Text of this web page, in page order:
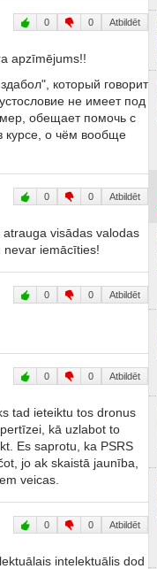
0 0 Atbildēt
apzīmējums!!
который говорит
не имеет под
обещает помочь с
курсе, о чём вообще
0 0 Atbildēt
visādas valodas
nevar iemācīties!
0 0 Atbildēt
0 0 Atbildēt
tad ieteiktu tos dronus
kā uzlabot to
Es saprotu, ka PSRS
jo ak skaistā jaunība,
veicas.
0 0 Atbildēt
intelektuālis dod